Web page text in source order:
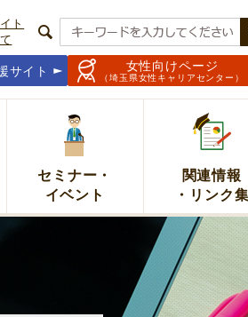
ト
サイト 女性向けページ
（埼玉県女性キャリアセンター）
セミナー・
イベント
関連情報
・リンク集